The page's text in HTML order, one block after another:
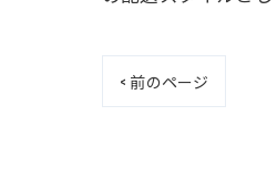
< 前のページ